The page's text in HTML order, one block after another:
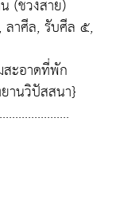
(ช่วงสาย)
าศีล, รับศีล ๕,
ะอาดที่พัก
านวิปัสสนา}